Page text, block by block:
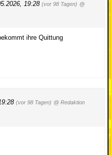
19:28 (vor 98 Tagen) @
ihre Quittung
(vor 98 Tagen) @ Redaktion